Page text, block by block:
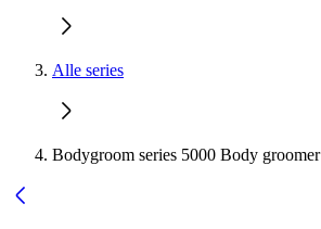
Alle series
Bodygroom series 5000 Body groomer